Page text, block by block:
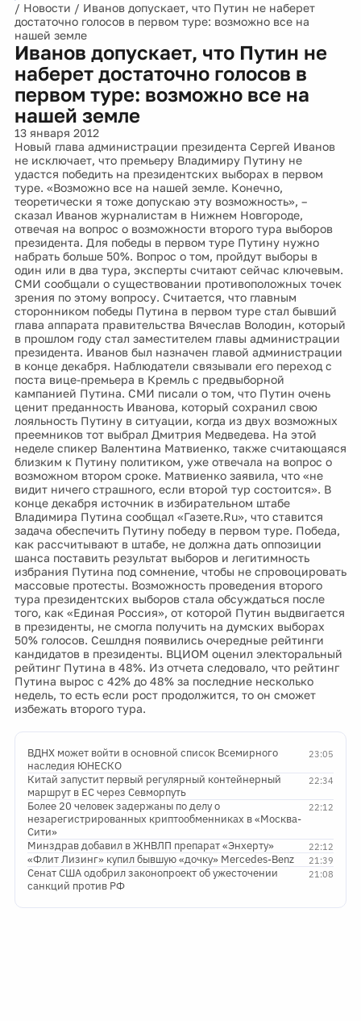
/ Новости / Иванов допускает, что Путин не наберет
достаточно голосов в первом туре: возможно все на
нашей земле
Иванов допускает, что Путин не
наберет достаточно голосов в
первом туре: возможно все на
нашей земле
13 января 2012
Новый глава администрации президента Сергей Иванов
не исключает, что премьеру Владимиру Путину не
удастся победить на президентских выборах в первом
туре. «Возможно все на нашей земле. Конечно,
теоретически я тоже допускаю эту возможность», –
сказал Иванов журналистам в Нижнем Новгороде,
отвечая на вопрос о возможности второго тура выборов
президента. Для победы в первом туре Путину нужно
набрать больше 50%. Вопрос о том, пройдут выборы в
один или в два тура, эксперты считают сейчас ключевым.
СМИ сообщали о существовании противоположных точек
зрения по этому вопросу. Считается, что главным
сторонником победы Путина в первом туре стал бывший
глава аппарата правительства Вячеслав Володин, который
в прошлом году стал заместителем главы администрации
президента. Иванов был назначен главой администрации
в конце декабря. Наблюдатели связывали его переход с
поста вице-премьера в Кремль с предвыборной
кампанией Путина. СМИ писали о том, что Путин очень
ценит преданность Иванова, который сохранил свою
лояльность Путину в ситуации, когда из двух возможных
преемников тот выбрал Дмитрия Медведева. На этой
неделе спикер Валентина Матвиенко, также считающаяся
близким к Путину политиком, уже отвечала на вопрос о
возможном втором сроке. Матвиенко заявила, что «не
видит ничего страшного, если второй тур состоится». В
конце декабря источник в избирательном штабе
Владимира Путина сообщал «Газете.Ru», что ставится
задача обеспечить Путину победу в первом туре. Победа,
как рассчитывают в штабе, не должна дать оппозиции
шанса поставить результат выборов и легитимность
избрания Путина под сомнение, чтобы не спровоцировать
массовые протесты. Возможность проведения второго
тура президентских выборов стала обсуждаться после
того, как «Единая Россия», от которой Путин выдвигается
в президенты, не смогла получить на думских выборах
50% голосов. Сешлдня появились очередные рейтинги
кандидатов в президенты. ВЦИОМ оценил электоральный
рейтинг Путина в 48%. Из отчета следовало, что рейтинг
Путина вырос с 42% до 48% за последние несколько
недель, то есть если рост продолжится, то он сможет
избежать второго тура.
23:05
ВДНХ может войти в основной список Всемирного
наследия ЮНЕСКО
22:34
Китай запустит первый регулярный контейнерный
маршрут в ЕС через Севморпуть
22:12
Более 20 человек задержаны по делу о
незарегистрированных криптообменниках в «Москва-
Сити»
22:12
Минздрав добавил в ЖНВЛП препарат «Энхерту»
21:39
«Флит Лизинг» купил бывшую «дочку» Mercedes-Benz
21:08
Сенат США одобрил законопроект об ужесточении
санкций против РФ